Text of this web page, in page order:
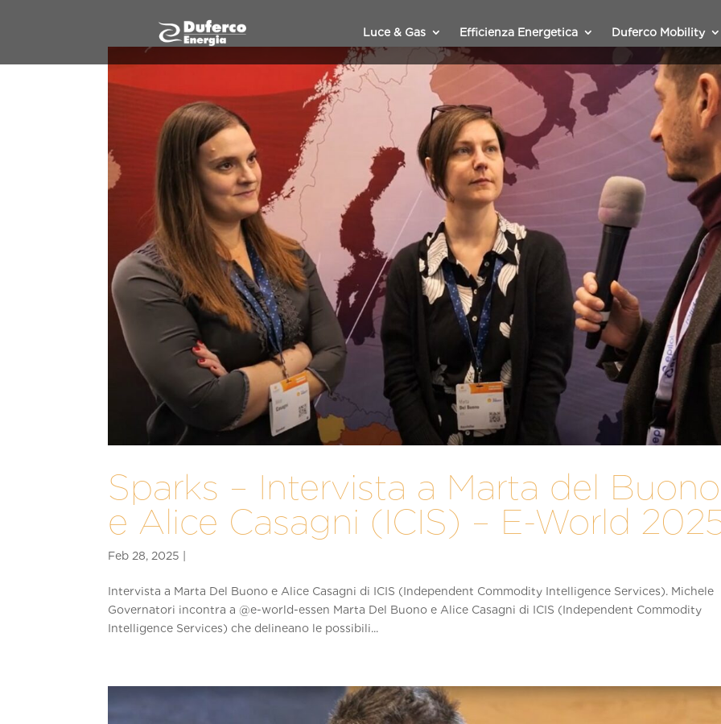
Luce & Gas Efficienza Energetica Duferco Mobility
Sparks – Intervista a Marta del Buono
e Alice Casagni (ICIS) – E-World
Intervista a Marta Del Buono e Alice Casagni di ICIS (Independent Commodity Intelligence Services). Michele
Governatori incontra a ‪@e-world-essen‬ Marta Del Buono e Alice Casagni di ICIS (Independent Commodity
Intelligence Services) che delineano le possibili...